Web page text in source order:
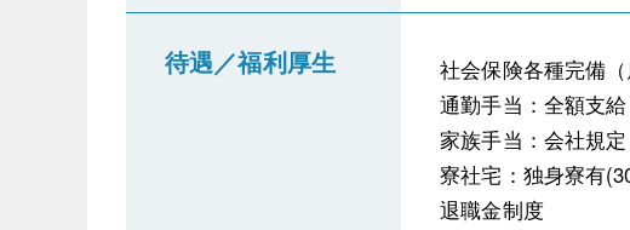
待遇／福利厚生
社会保険各種完備
通勤手当：全額支給
家族手当：会社規定
寮社宅：独身寮有
退職金制度